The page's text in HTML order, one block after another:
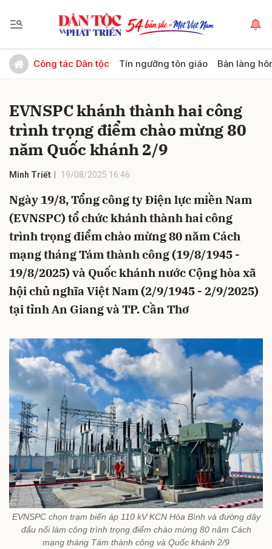
Công tác Dân tộc Tín ngưỡng tôn giáo Bản làng
EVNSPC khánh thành hai công
trình trọng điểm chào mừng 80
năm Quốc khánh 2/9
Minh Triết 19/08/2025 16:46
Ngày 19/8, Tổng công ty Điện lực miền Nam
(EVNSPC) tổ chức khánh thành hai công
trình trọng điểm chào mừng 80 năm Cách
mạng tháng Tám thành công (19/8/1945 -
19/8/2025) và Quốc khánh nước Cộng hòa xã
hội chủ nghĩa Việt Nam (2/9/1945 - 2/9/2025)
tại tỉnh An Giang và TP. Cần Thơ
EVNSPC chọn trạm biến áp 110 kV KCN Hòa Bình và đường dây
đấu nối làm công trình trọng điểm chào mừng 80 năm Cách
mạng tháng Tám thành công và Quốc khánh 2/9
Gửi bình luận